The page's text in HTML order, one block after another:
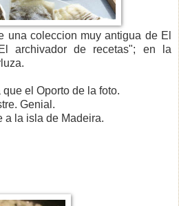
una coleccion muy antigua de El
archivador de recetas"; en la
el Oporto de la foto.
Genial.
a la isla de Madeira.